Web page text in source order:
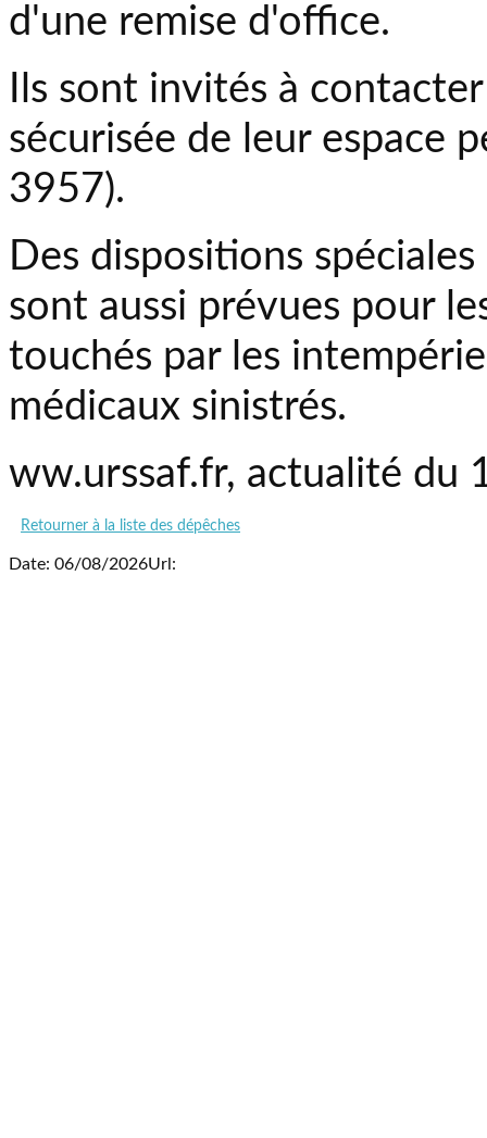
d'une remise d'office.
Ils sont invités à
sécurisée de leur espace
3957).
Des dispositions
sont aussi prévues pour
touchés par les
médicaux sinistrés.
ww.urssaf.fr, actualité du
Retourner à la liste des dépêches
Date: 06/08/2026Url: